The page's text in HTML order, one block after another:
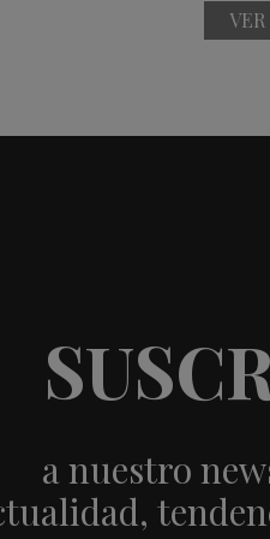
a nuestro